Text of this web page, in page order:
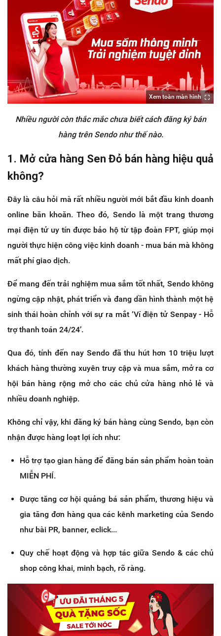
Xem toàn màn hình
Nhiều người còn thắc mắc chưa biết cách đăng ký bán
hàng trên Sendo như thế nào.
1. Mở cửa hàng Sen Đỏ bán hàng hiệu quả
không?
Đây là câu hỏi mà rất nhiều người mới bắt đầu kinh doanh
online băn khoăn. Theo đó, Sendo là một trang thương
mại điện tử uy tín được bảo hộ từ tập đoàn FPT, giúp mọi
người thực hiện công việc kinh doanh - mua bán mà không
mất phí giao dịch.
Để mang đến trải nghiệm mua sắm tốt nhất, Sendo không
ngừng cập nhật, phát triển và đang dần hình thành một hệ
sinh thái hoàn chỉnh với sự ra mắt ‘Ví điện tử Senpay - Hỗ
trợ thanh toán 24/24’.
Qua đó, tính đến nay Sendo đã thu hút hơn 10 triệu lượt
khách hàng thường xuyên truy cập và mua sắm, mở ra cơ
hội bán hàng rộng mở cho các chủ cửa hàng nhỏ lẻ và
nhiều doanh nghiệp.
Không chỉ vậy, khi đăng ký bán hàng cùng Sendo, bạn còn
nhận được hàng loạt lợi ích như:
Hỗ trợ tạo gian hàng để đăng bán sản phẩm hoàn toàn
MIỄN PHÍ.
Được tăng cơ hội quảng bá sản phẩm, thương hiệu và
gia tăng đơn hàng qua các kênh marketing của Sendo
như bài PR, banner, eclick...
Quy chế hoạt động và hợp tác giữa Sendo & các chủ
shop công khai, minh bạch, rõ ràng.